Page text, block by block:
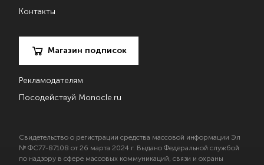
Контакты
Магазин подписок
Рекламодателям
Посодействуй Monocle.ru
Свидетельство о регистрации средства массовой информации Эл
№ ФС77-87108 от 26 марта 2024 г. Выдано Федеральной службой
по надзору в сфере массовых коммуникаций, связи и охраны